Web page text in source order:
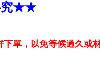
究★★
單，以免等候過久或